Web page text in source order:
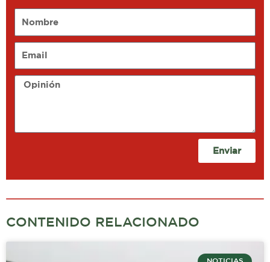
Opinión
Enviar
CONTENIDO RELACIONADO